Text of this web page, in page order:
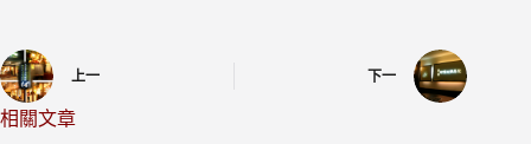
上一 下一
相關文章